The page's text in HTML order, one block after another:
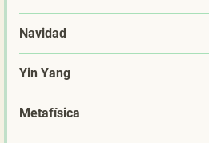
Navidad
Yin Yang
Metafísica